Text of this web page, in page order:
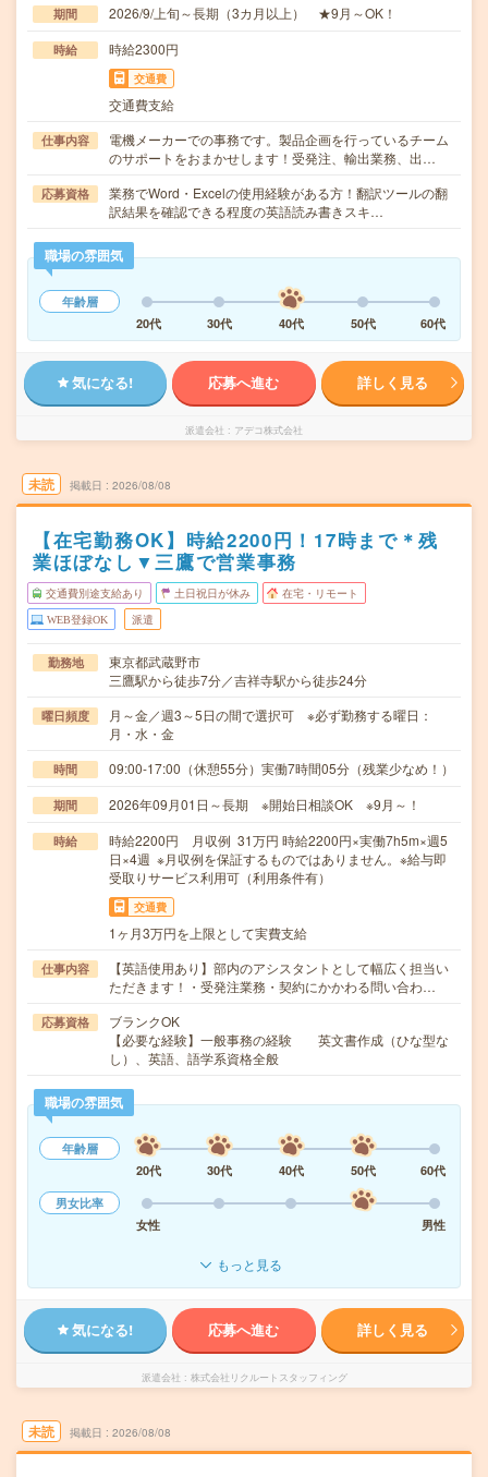
期間 2026/9/上旬～長期（3カ月以上） ★9月～OK！
時給 時給2300円
交通費
交通費支給
仕事内容
電機メーカーでの事務です。製品企画を行っているチーム
のサポートをおまかせします！受発注、輸出業務、出…
応募資格
業務でWord・Excelの使用経験がある方！翻訳ツールの翻
訳結果を確認できる程度の英語読み書きスキ…
職場の雰囲気
年齢層
20代
30代 40代 50代 60代
気になる! 応募へ進む 詳しく見る
派遣会社 アデコ株式会社
未読 掲載日 2026/08/08
【在宅勤務OK】時給2200円！17時まで＊残
業ほぼなし▼三鷹で営業事務
交通費別途支給あり 土日祝日が休み 在宅・リモート
WEB登録OK 派遣
勤務地
東京都武蔵野市
三鷹駅から徒歩7分／吉祥寺駅から徒歩24分
曜日頻度
月～金／週3～5日の間で選択可 ※必ず勤務する曜日：
月・水・金
時間 09:00-17:00（休憩55分）実働7時間05分（残業少なめ！）
期間 2026年09月01日～長期 ※開始日相談OK ※9月～！
時給
時給2200円 月収例 31万円 時給2200円×実働7h5m×週5
日×4週 ※月収例を保証するものではありません。※給与即
受取りサービス利用可（利用条件有）
交通費
1ヶ月3万円を上限として実費支給
仕事内容
【英語使用あり】部内のアシスタントとして幅広く担当い
ただきます！・受発注業務・契約にかかわる問い合わ…
応募資格
ブランクOK
【必要な経験】一般事務の経験 英文書作成（ひな型な
し）、英語、語学系資格全般
職場の雰囲気
年齢層
20代
30代 40代 50代
60代
男女比率
女性
男性
もっと見る
気になる! 応募へ進む 詳しく見る
派遣会社 株式会社リクルートスタッフィング
未読 掲載日 2026/08/08